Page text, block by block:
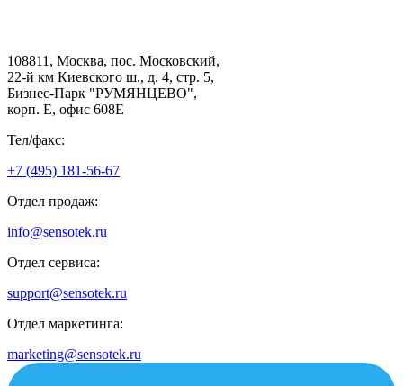
108811, Москва, пос. Московский,
22-й км Киевского ш., д. 4, стр. 5,
Бизнес-Парк "РУМЯНЦЕВО",
корп. Е, офис 608E
Тел/факс:
+7 (495) 181-56-67
Отдел продаж:
info@sensotek.ru
Отдел сервиса:
support@sensotek.ru
Отдел маркетинга:
marketing@sensotek.ru